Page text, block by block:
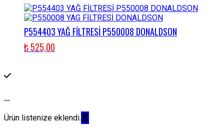
P554403 YAĞ FİLTRESİ P550008 DONALDSON
₺525,00
...
Ürün listenize eklendi.